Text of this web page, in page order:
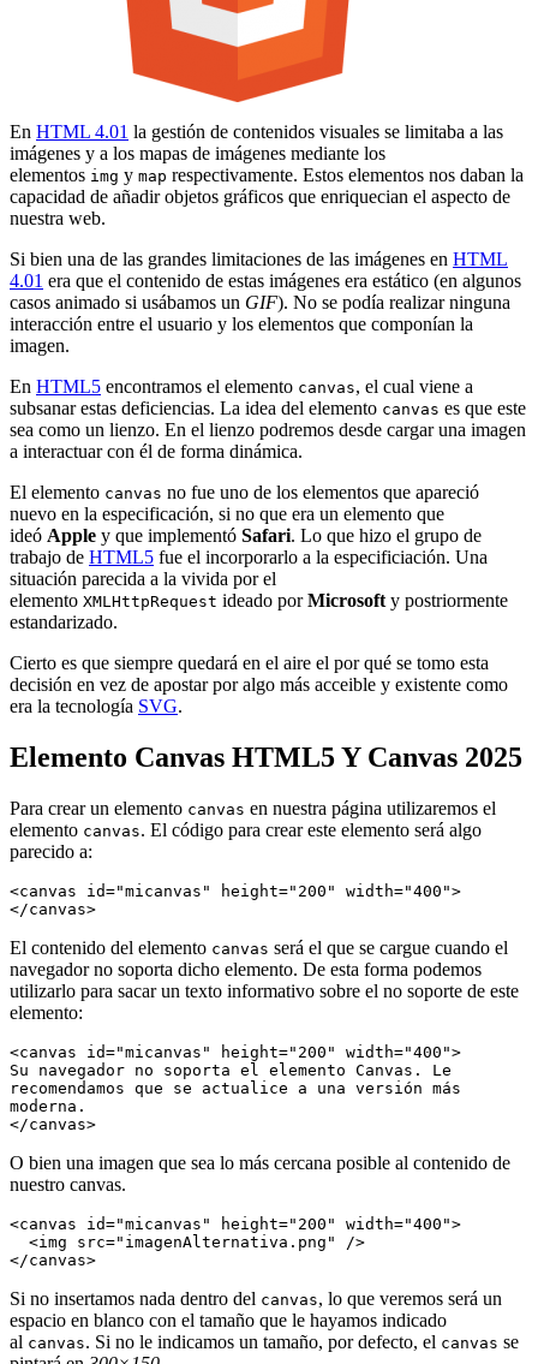
En HTML 4.01 la gestión de contenidos visuales se limitaba a las
imágenes y a los mapas de imágenes mediante los
elementos img y map respectivamente. Estos elementos nos daban la
capacidad de añadir objetos gráficos que enriquecian el aspecto de
nuestra web.
Si bien una de las grandes limitaciones de las imágenes en HTML
4.01 era que el contenido de estas imágenes era estático (en algunos
casos animado si usábamos un GIF). No se podía realizar ninguna
interacción entre el usuario y los elementos que componían la
imagen.
En HTML5 encontramos el elemento canvas, el cual viene a
subsanar estas deficiencias. La idea del elemento canvas es que este
sea como un lienzo. En el lienzo podremos desde cargar una imagen
a interactuar con él de forma dinámica.
El elemento canvas no fue uno de los elementos que apareció
nuevo en la especificación, si no que era un elemento que
ideó Apple y que implementó Safari. Lo que hizo el grupo de
trabajo de HTML5 fue el incorporarlo a la especificiación. Una
situación parecida a la vivida por el
elemento XMLHttpRequest ideado porMicrosoft y postriormente
estandarizado.
Cierto es que siempre quedará en el aire el por qué se tomo esta
decisión en vez de apostar por algo más acceible y existente como
era la tecnología SVG.
Elemento Canvas HTML5 Y Canvas 2025
Para crear un elemento canvas en nuestra página utilizaremos el
elemento canvas. El código para crear este elemento será algo
parecido a:
<canvas id="micanvas" height="200" width="400">
El contenido del elemento canvas será el que se cargue cuando el
navegador no soporta dicho elemento. De esta forma podemos
utilizarlo para sacar un texto informativo sobre el no soporte de este
elemento:
<canvas id="micanvas" height="200" width="400">
Su navegador no soporta el elemento Canvas. Le
recomendamos que se actualice a una versión más
moderna.
O bien una imagen que sea lo más cercana posible al contenido de
nuestro canvas.
<canvas id="micanvas" height="200" width="400">
Si no insertamos nada dentro del canvas, lo que veremos será un
espacio en blanco con el tamaño que le hayamos indicado
al canvas. Si no le indicamos un tamaño, por defecto, el canvas se